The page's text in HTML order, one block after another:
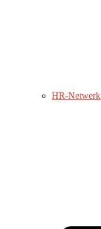
HR-Netwerk